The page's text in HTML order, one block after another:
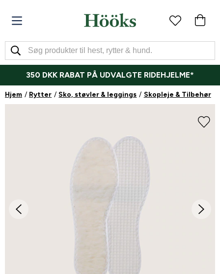
350 DKK RABAT PÅ UDVALGTE RIDEHJELME*
Hjem Rytter Sko, støvler & leggings Skopleje & Tilbehør